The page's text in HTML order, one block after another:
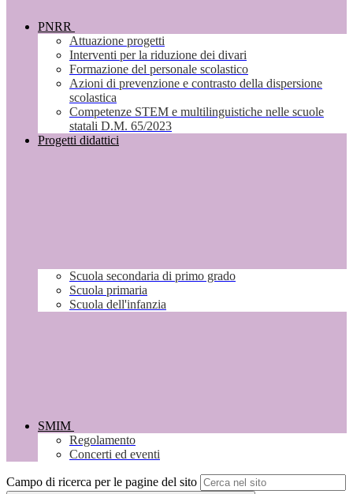
PNRR
Attuazione progetti
Interventi per la riduzione dei divari
Formazione del personale scolastico
Azioni di prevenzione e contrasto della dispersione
scolastica
Competenze STEM e multilinguistiche nelle scuole
statali D.M. 65/2023
Progetti didattici
Scuola secondaria di primo grado
Scuola primaria
Scuola dell'infanzia
SMIM
Regolamento
Concerti ed eventi
Campo di ricerca per le pagine del sito